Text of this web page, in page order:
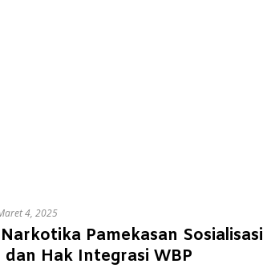
4, 2025
Pamekasan Sosialisasi
dan Hak Integrasi WBP